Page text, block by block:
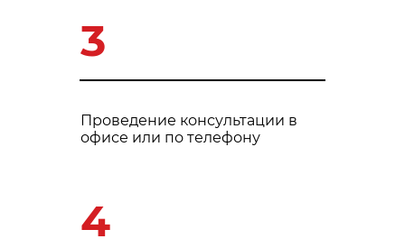
3
Проведение консультации в
офисе или по телефону
4